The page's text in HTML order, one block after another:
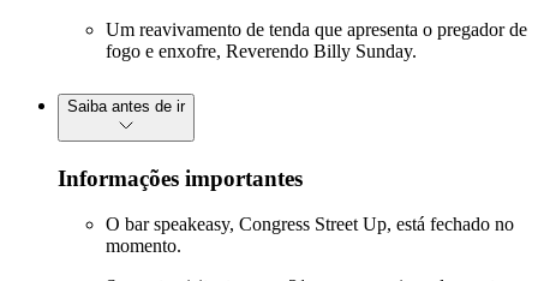
Um reavivamento de tenda que apresenta o pregador de
fogo e enxofre, Reverendo Billy Sunday.
Saiba antes de ir
Informações importantes
O bar speakeasy, Congress Street Up, está fechado no
momento.